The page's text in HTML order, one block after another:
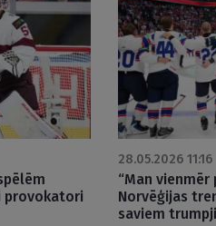
provokatori
28.05.2026 11:16
“Man
Norvēģijas
saviem